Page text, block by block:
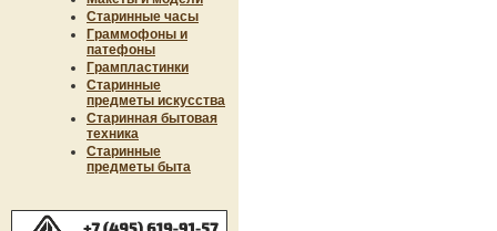
Старинные часы
Граммофоны и
патефоны
Грампластинки
Старинные
предметы искусства
Старинная бытовая
техника
Старинные
предметы быта